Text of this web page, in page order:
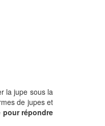
la jupe sous la
de jupes et
pour répondre